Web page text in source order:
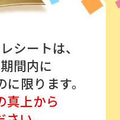
シートは、
間内に
限ります。
真上から